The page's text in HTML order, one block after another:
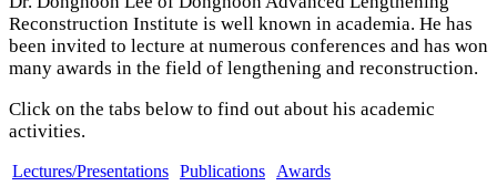
Reconstruction Institute is well known in academia. He has
been invited to lecture at numerous conferences and has won
many awards in the field of lengthening and reconstruction.
Click on the tabs below to find out about his academic
activities.
Lectures/Presentations Publications Awards